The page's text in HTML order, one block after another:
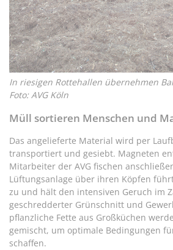
In riesigen Rottehallen übernehmen
Foto: AVG Köln
Müll sortieren Menschen und
Das angelieferte Material wird per
transportiert und gesiebt. Magneten
Mitarbeiter der AVG fischen
Lüftungsanlage über ihren Köpfen
zu und hält den intensiven Geruch im
geschredderter Grünschnitt und
pflanzliche Fette aus Großküchen
gemischt, um optimale Bedingungen
schaffen.